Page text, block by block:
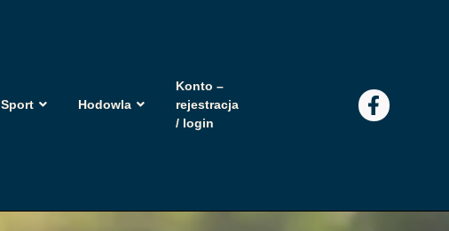
Sport Hodowla
Konto –
rejestracja
/ login